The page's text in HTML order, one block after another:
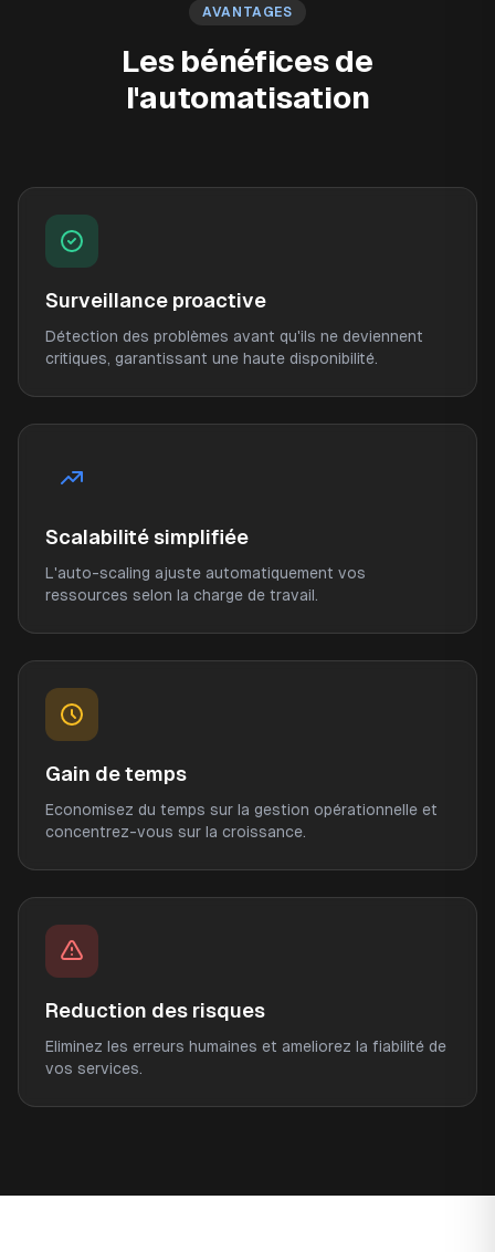
AVANTAGES
Les bénéfices de
l'automatisation
Surveillance proactive
Détection des problèmes avant qu'ils ne deviennent
critiques, garantissant une haute disponibilité.
Scalabilité simplifiée
L'auto-scaling ajuste automatiquement vos
ressources selon la charge de travail.
Gain de temps
Economisez du temps sur la gestion opérationnelle et
concentrez-vous sur la croissance.
Reduction des risques
Eliminez les erreurs humaines et ameliorez la fiabilité de
vos services.